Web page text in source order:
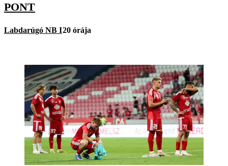
PONT
Labdarúgó NB I20 órája